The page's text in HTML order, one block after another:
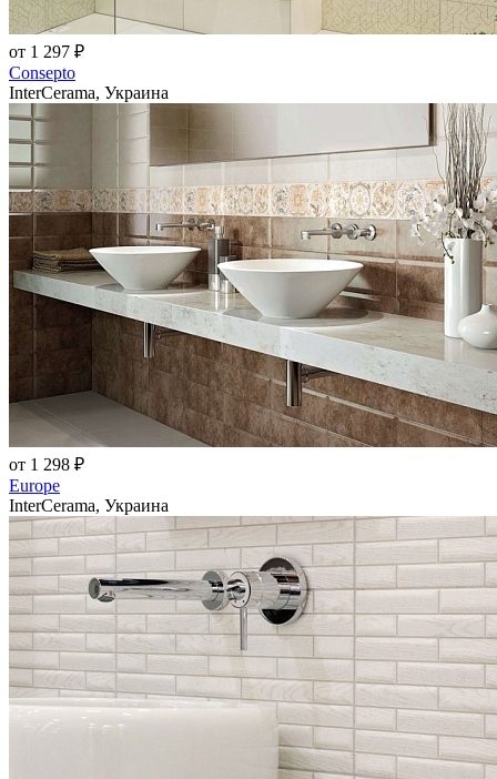
от 1 297 ₽
Consepto
InterCerama, Украина
от 1 298 ₽
Europe
InterCerama, Украина